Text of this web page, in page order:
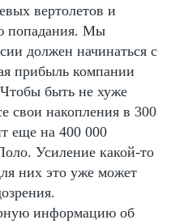
вертолетов и
попадания. Мы
должен начинаться с
прибыль компании
быть не хуже
свои накопления в 300
еще на 400 000
Усиление какой-то
них это уже может
информацию об